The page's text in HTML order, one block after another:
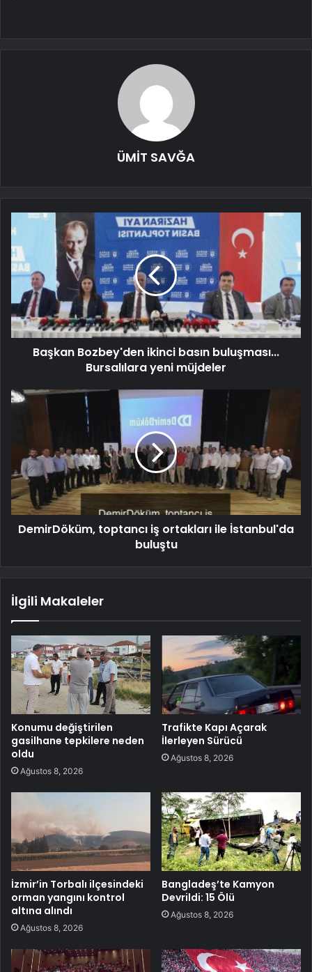
ÜMİT SAVĞA
Başkan Bozbey'den ikinci basın buluşması...
Bursalılara yeni müjdeler
DemirDöküm, toptancı iş ortakları ile İstanbul'da
buluştu
İlgili Makaleler
Konumu değiştirilen
gasilhane tepkilere neden
oldu
Ağustos 8, 2026
Trafikte Kapı Açarak
İlerleyen Sürücü
Ağustos 8, 2026
İzmir’in Torbalı ilçesindeki
orman yangını kontrol
altına alındı
Ağustos 8, 2026
Bangladeş’te Kamyon
Devrildi: 15 Ölü
Ağustos 8, 2026